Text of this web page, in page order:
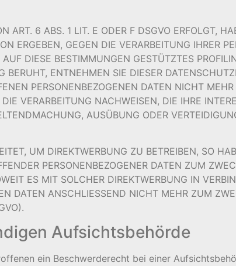
ART. 6 ABS. 1 LIT. E ODER F DSGVO ERFOLGT,
ERGEBEN, GEGEN DIE VERARBEITUNG IHRER
DIESE BESTIMMUNGEN GESTÜTZTES
ENTNEHMEN SIE DIESER
PERSONENBEZOGENEN DATEN NICHT
VERARBEITUNG NACHWEISEN, DIE IHRE
AUSÜBUNG ODER
UM DIREKTWERBUNG ZU BETREIBEN, SO
PERSONENBEZOGENER DATEN ZUM
ES MIT SOLCHER DIREKTWERBUNG IN
DATEN ANSCHLIESSEND NICHT MEHR ZUM
Aufsichtsbehörde
ein Beschwerderecht bei einer